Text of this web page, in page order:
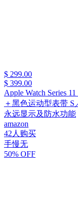
$ 299.00
$ 399.00
Apple Watch Series
＋黑色运动型表带 S
永远显示及防水功能
amazon
42人购买
手慢无
50% OFF